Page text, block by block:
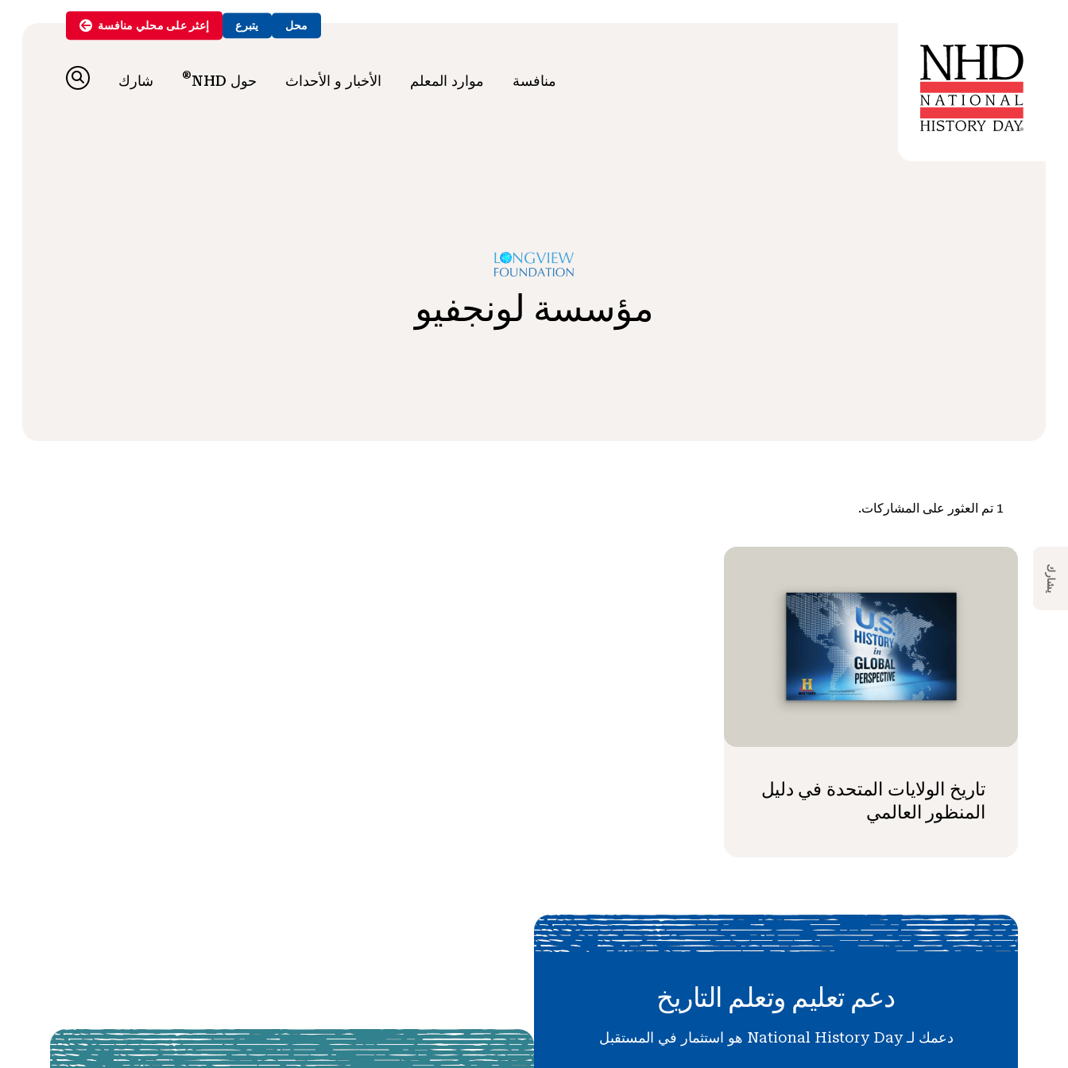
محل يتبرع إعثر على محلي منافسة
منافسة موارد المعلم الأخبار و الأحداث حول NHD ® شارك
مؤسسة لونجفيو
1 تم العثور على المشاركات.
تاريخ الولايات المتحدة في دليل
المنظور العالمي
دعم تعليم وتعلم التاريخ
دعمك لـ National History Day هو استثمار في المستقبل
يشارك